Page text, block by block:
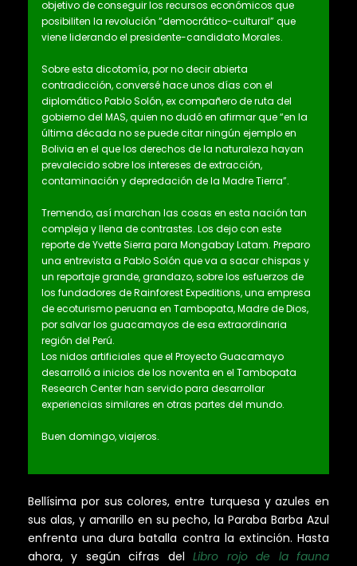
objetivo de conseguir los recursos económicos que
posibiliten la revolución “democrático-cultural” que
viene liderando el presidente-candidato Morales.
Sobre esta dicotomía, por no decir abierta
contradicción, conversé hace unos días con el
diplomático Pablo Solón, ex compañero de ruta del
gobierno del MAS, quien no dudó en afirmar que “en la
última década no se puede citar ningún ejemplo en
Bolivia en el que los derechos de la naturaleza hayan
prevalecido sobre los intereses de extracción,
contaminación y depredación de la Madre Tierra”.
Tremendo, así marchan las cosas en esta nación tan
compleja y llena de contrastes. Los dejo con este
reporte de Yvette Sierra para Mongabay Latam. Preparo
una entrevista a Pablo Solón que va a sacar chispas y
un reportaje grande, grandazo, sobre los esfuerzos de
los fundadores de Rainforest Expeditions, una empresa
de ecoturismo peruana en Tambopata, Madre de Dios,
por salvar los guacamayos de esa extraordinaria
región del Perú.
Los nidos artificiales que el Proyecto Guacamayo
desarrolló a inicios de los noventa en el Tambopata
Research Center han servido para desarrollar
experiencias similares en otras partes del mundo.
Buen domingo, viajeros.
Bellísima por sus colores, entre turquesa y azules en
sus alas, y amarillo en su pecho, la Paraba Barba Azul
enfrenta una dura batalla contra la extinción. Hasta
ahora, y según cifras delLibro rojo de la fauna